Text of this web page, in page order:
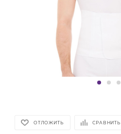
ОТЛОЖИТЬ СРАВНИТЬ